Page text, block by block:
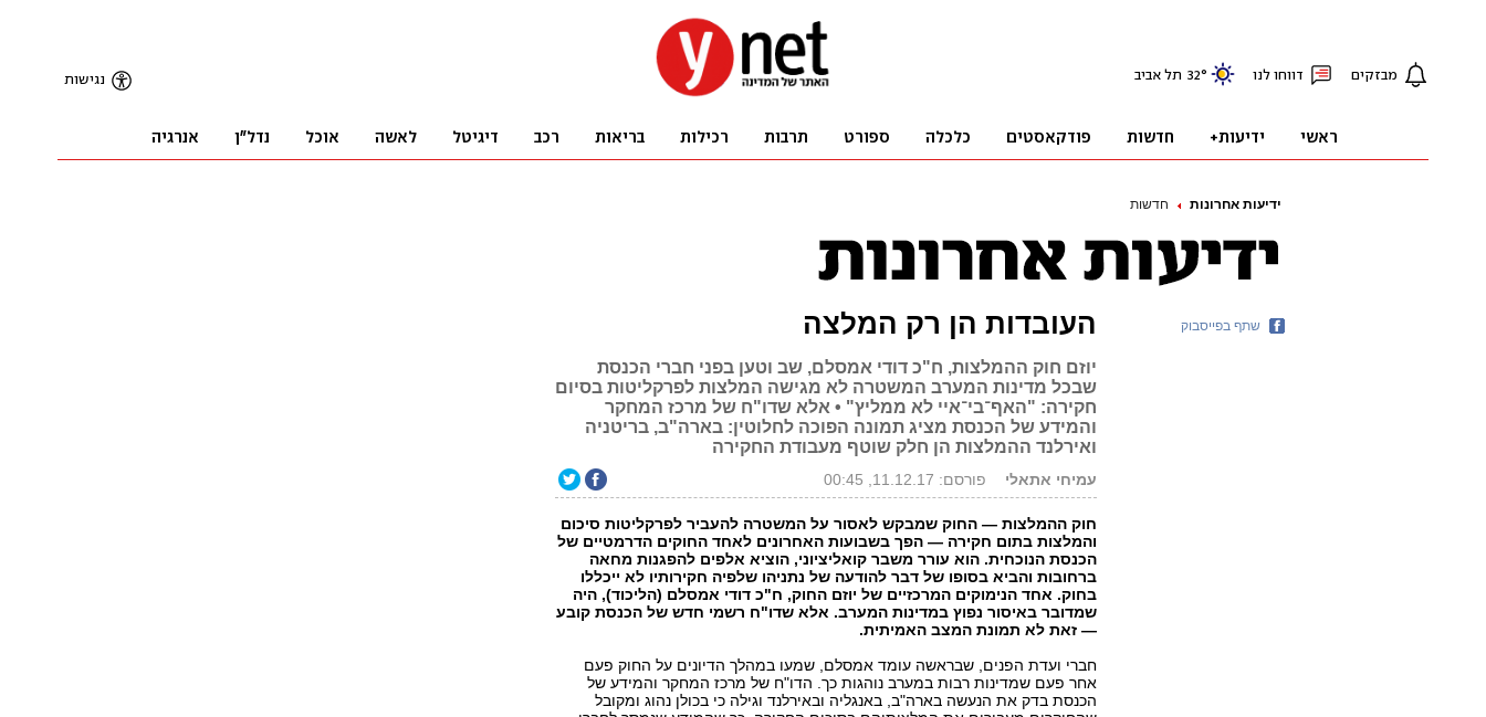
ידיעות אחרונות חדשות
העובדות הן רק המלצה
יוזם חוק ההמלצות, ח"כ דודי אמסלם, שב וטען בפני חברי הכנסת
שבכל מדינות המערב המשטרה לא מגישה המלצות לפרקליטות בסיום
חקירה: "האף־בי־איי לא ממליץ" • אלא שדו"ח של מרכז המחקר
והמידע של הכנסת מציג תמונה הפוכה לחלוטין: בארה"ב, בריטניה
ואירלנד ההמלצות הן חלק שוטף מעבודת החקירה
עמיחי אתאלי פורסם: 11.12.17, 00:45
חוק ההמלצות — החוק שמבקש לאסור על המשטרה להעביר לפרקליטות סיכום
והמלצות בתום חקירה — הפך בשבועות האחרונים לאחד החוקים הדרמטיים של
הכנסת הנוכחית. הוא עורר משבר קואליציוני, הוציא אלפים להפגנות מחאה
ברחובות והביא בסופו של דבר להודעה של נתניהו שלפיה חקירותיו לא ייכללו
בחוק. אחד הנימוקים המרכזיים של יוזם החוק, ח"כ דודי אמסלם (הליכוד), היה
שמדובר באיסור נפוץ במדינות המערב. אלא שדו"ח רשמי חדש של הכנסת קובע
— זאת לא תמונת המצב האמיתית.
חברי ועדת הפנים, שבראשה עומד אמסלם, שמעו במהלך הדיונים על החוק פעם
אחר פעם שמדינות רבות במערב נוהגות כך. הדו"ח של מרכז המחקר והמידע של
הכנסת בדק את הנעשה בארה"ב, באנגליה ובאירלנד וגילה כי בכולן נהוג ומקובל
שתף בפייסבוק